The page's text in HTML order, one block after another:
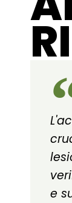
e